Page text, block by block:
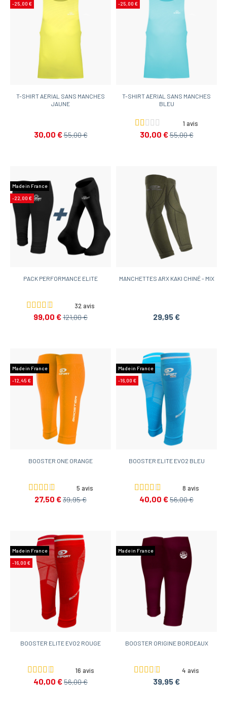
-25,00 €
T-SHIRT AERIAL SANS MANCHES
JAUNE
30,00 €55,00 €
-25,00 €
T-SHIRT AERIAL SANS MANCHES
BLEU
1 avis
30,00 €55,00 €
Made in France
-22,00 €
PACK PERFORMANCE ELITE
32 avis
99,00 €121,00 €
MANCHETTES ARX KAKI CHINÉ - MIX
29,95 €
Made in France
-12,45 €
BOOSTER ONE ORANGE
5 avis
27,50 €39,95 €
Made in France
-16,00 €
BOOSTER ELITE EVO2 BLEU
8 avis
40,00 €56,00 €
Made in France
-16,00 €
BOOSTER ELITE EVO2 ROUGE
16 avis
40,00 €56,00 €
Made in France
BOOSTER ORIGINE BORDEAUX
4 avis
39,95 €